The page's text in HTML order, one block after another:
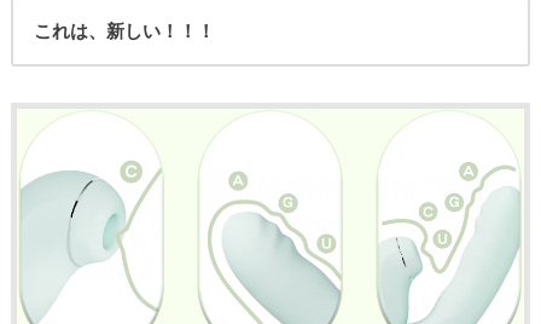
これは、新しい！！！